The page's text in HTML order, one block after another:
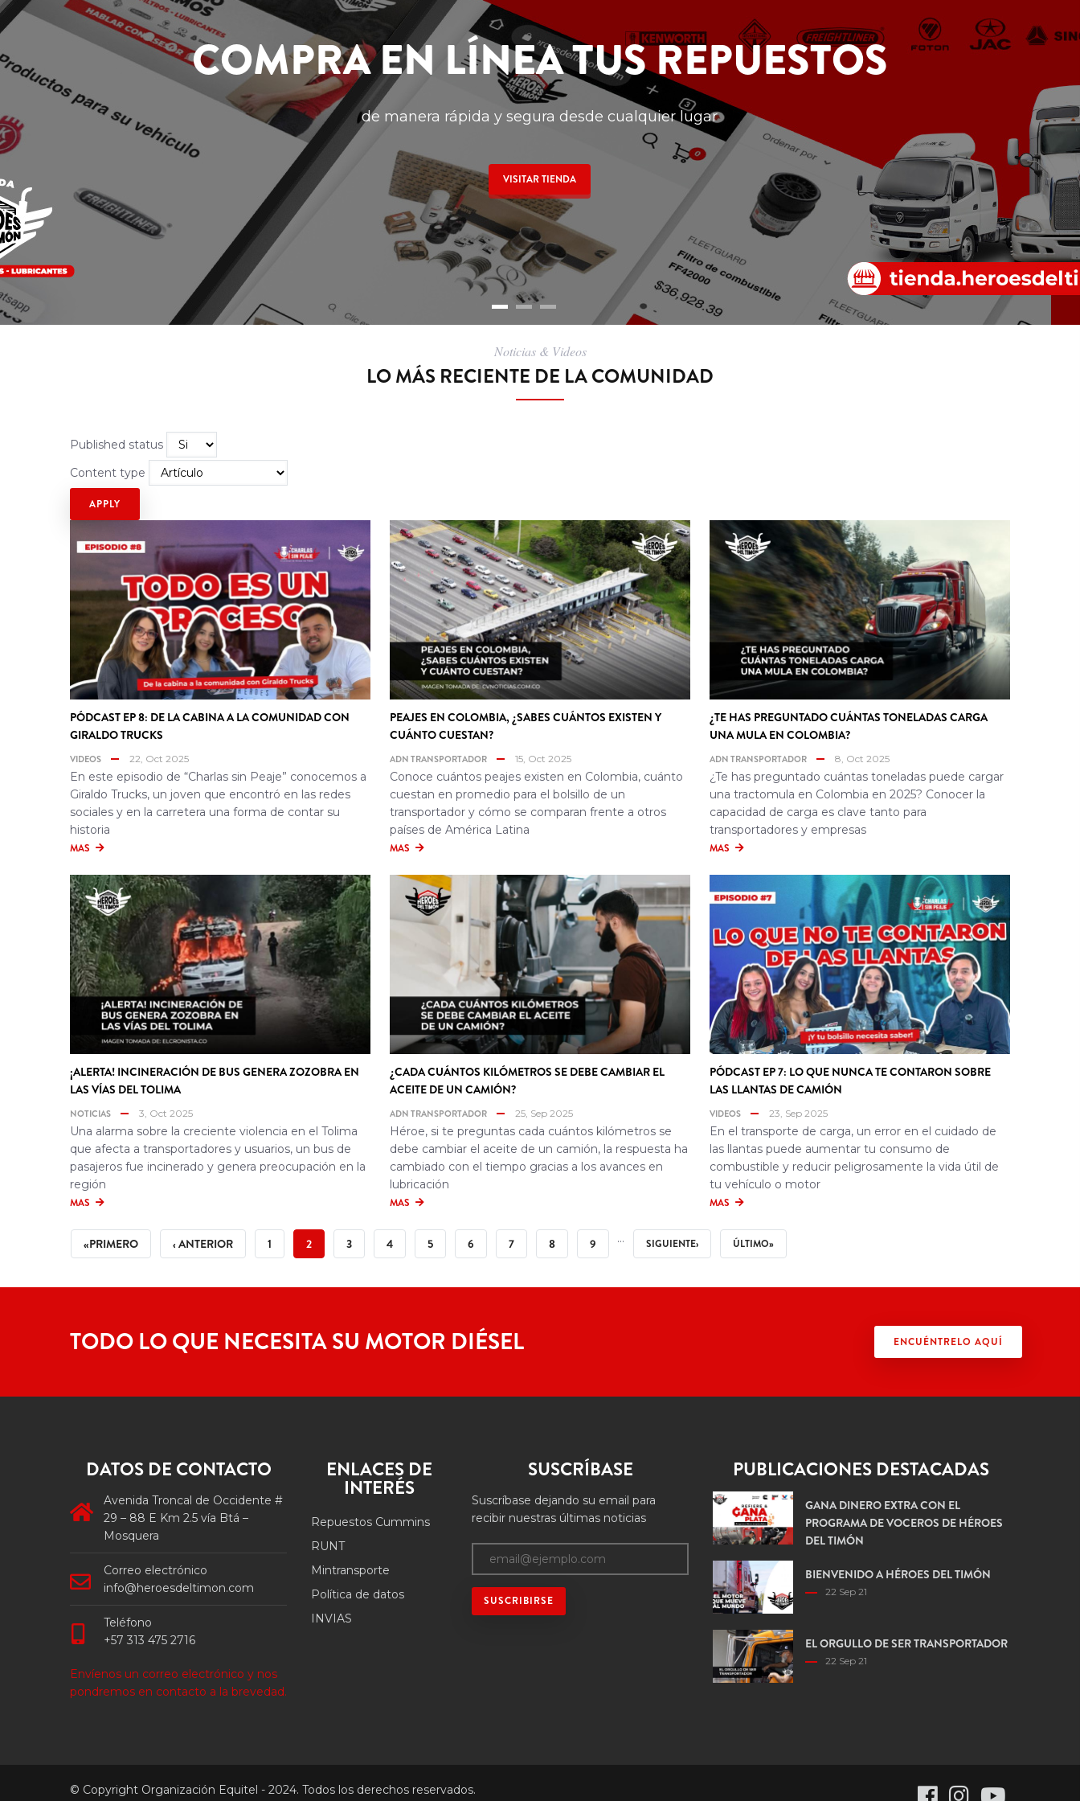
COMPRA EN LÍNEA TUS REPUESTOS
de manera rápida y segura desde cualquier lugar
VISITAR TIENDA
Noticias & Videos
LO MÁS RECIENTE DE LA COMUNIDAD
Published status
Content type
PÓDCAST EP 8: DE LA CABINA A LA COMUNIDAD CON
GIRALDO TRUCKS
VIDEOS 22, Oct 2025
En este episodio de “Charlas sin Peaje” conocemos a
Giraldo Trucks, un joven que encontró en las redes
sociales y en la carretera una forma de contar su
historia
MAS
PEAJES EN COLOMBIA, ¿SABES CUÁNTOS EXISTEN Y
CUÁNTO CUESTAN?
ADN TRANSPORTADOR 15, Oct 2025
Conoce cuántos peajes existen en Colombia, cuánto
cuestan en promedio para el bolsillo de un
transportador y cómo se comparan frente a otros
países de América Latina
MAS
¿TE HAS PREGUNTADO CUÁNTAS TONELADAS CARGA
UNA MULA EN COLOMBIA?
ADN TRANSPORTADOR 8, Oct 2025
¿Te has preguntado cuántas toneladas puede cargar
una tractomula en Colombia en 2025? Conocer la
capacidad de carga es clave tanto para
transportadores y empresas
MAS
¡ALERTA! INCINERACIÓN DE BUS GENERA ZOZOBRA EN
LAS VÍAS DEL TOLIMA
NOTICIAS 3, Oct 2025
Una alarma sobre la creciente violencia en el Tolima
que afecta a transportadores y usuarios, un bus de
pasajeros fue incinerado y genera preocupación en la
región
MAS
¿CADA CUÁNTOS KILÓMETROS SE DEBE CAMBIAR EL
ACEITE DE UN CAMIÓN?
ADN TRANSPORTADOR 25, Sep 2025
Héroe, si te preguntas cada cuántos kilómetros se
debe cambiar el aceite de un camión, la respuesta ha
cambiado con el tiempo gracias a los avances en
lubricación
MAS
PÓDCAST EP 7: LO QUE NUNCA TE CONTARON SOBRE
LAS LLANTAS DE CAMIÓN
VIDEOS 23, Sep 2025
En el transporte de carga, un error en el cuidado de
las llantas puede aumentar tu consumo de
combustible y reducir peligrosamente la vida útil de
tu vehículo o motor
MAS
PAGINACIÓN
PRIMERA
PÁGINA
«PRIMERO
PÁGINA
ANTERIOR
‹ ANTERIOR PÁGINA
1
PÁGINA
ACTUAL
2 PÁGINA
3 PÁGINA
4 PÁGINA
5 PÁGINA
6 PÁGINA
7 PÁGINA
8 PÁGINA
9 …
SIGUIENTE
PÁGINA
SIGUIENTE›
ÚLTIMA
PÁGINA
ÚLTIMO»
TODO LO QUE NECESITA SU MOTOR DIÉSEL ENCUÉNTRELO AQUÍ
DATOS DE CONTACTO
Avenida Troncal de Occidente #
29 – 88 E Km 2.5 vía Btá –
Mosquera
Correo electrónico
info@heroesdeltimon.com
Teléfono
+57 313 475 2716
Envíenos un correo electrónico y nos
pondremos en contacto a la brevedad.
ENLACES DE
INTERÉS
Repuestos Cummins
RUNT
Mintransporte
Política de datos
INVIAS
SUSCRÍBASE
Suscríbase dejando su email para
recibir nuestras últimas noticias
PUBLICACIONES DESTACADAS
GANA DINERO EXTRA CON EL
PROGRAMA DE VOCEROS DE HÉROES
DEL TIMÓN
BIENVENIDO A HÉROES DEL TIMÓN
22 Sep 21
EL ORGULLO DE SER TRANSPORTADOR
22 Sep 21
© Copyright Organización Equitel - 2024. Todos los derechos reservados.